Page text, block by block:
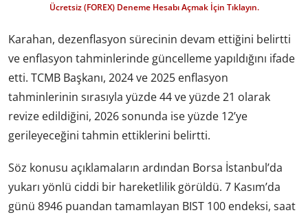
Ücretsiz (FOREX) Deneme Hesabı Açmak İçin Tıklayın.
Karahan, dezenflasyon sürecinin devam ettiğini belirtti
ve enflasyon tahminlerinde güncelleme yapıldığını ifade
etti. TCMB Başkanı, 2024 ve 2025 enflasyon
tahminlerinin sırasıyla yüzde 44 ve yüzde 21 olarak
revize edildiğini, 2026 sonunda ise yüzde 12’ye
gerileyeceğini tahmin ettiklerini belirtti.
Söz konusu açıklamaların ardından Borsa İstanbul’da
yukarı yönlü ciddi bir hareketlilik görüldü. 7 Kasım’da
günü 8946 puandan tamamlayan BIST 100 endeksi, saat